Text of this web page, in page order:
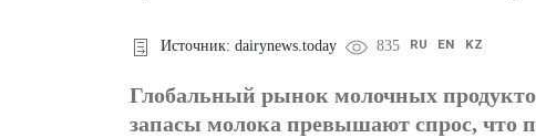
Источник: dairynews.today 835 RU EN KZ
Глобальный рынок молочных
запасы молока превышают спрос, что